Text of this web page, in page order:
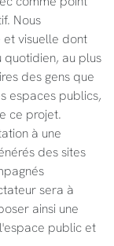
Nous
et visuelle dont
quotidien, au plus
des gens que
espaces publics,
ce projet.
à une
des sites
sera à
ainsi une
public et